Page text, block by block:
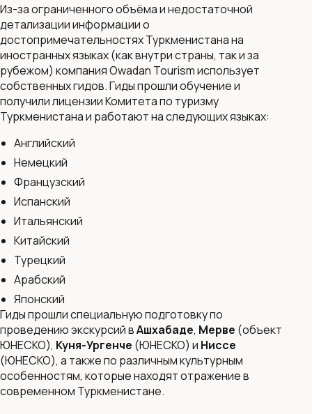
Из-за ограниченного объёма и недостаточной
детализации информации о
достопримечательностях Туркменистана на
иностранных языках (как внутри страны, так и за
рубежом) компания Owadan Tourism использует
собственных гидов. Гиды прошли обучение и
получили лицензии Комитета по туризму
Туркменистана и работают на следующих языках:
Английский
Немецкий
Французский
Испанский
Итальянский
Китайский
Турецкий
Арабский
Японский
Гиды прошли специальную подготовку по
проведению экскурсий вАшхабаде, Мерве (объект
ЮНЕСКО), Куня-Ургенче (ЮНЕСКО) и Ниссе
(ЮНЕСКО), а также по различным культурным
особенностям, которые находят отражение в
современном Туркменистане.